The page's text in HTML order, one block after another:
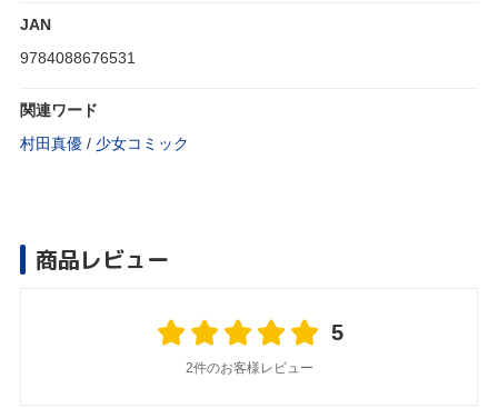
JAN
9784088676531
関連ワード
村田真優 / 少女コミック
商品レビュー
5
2件のお客様レビュー